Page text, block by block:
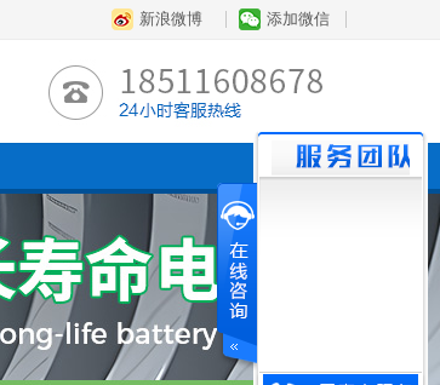
新浪微博 添加微信